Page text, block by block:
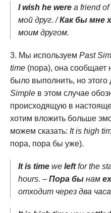
I wish he were a friend of
мой друг. /Как бы мне
моим другом.
Мы используем Past
time (пора), она сообщает
было выполнить, но этого
Simple в этом случае
происходящую в
хотим вложить больше
можем сказать: It is high
пора, пора бы уже).
It is time we leftfor the
hours. – Пора бы нам
отходит через два